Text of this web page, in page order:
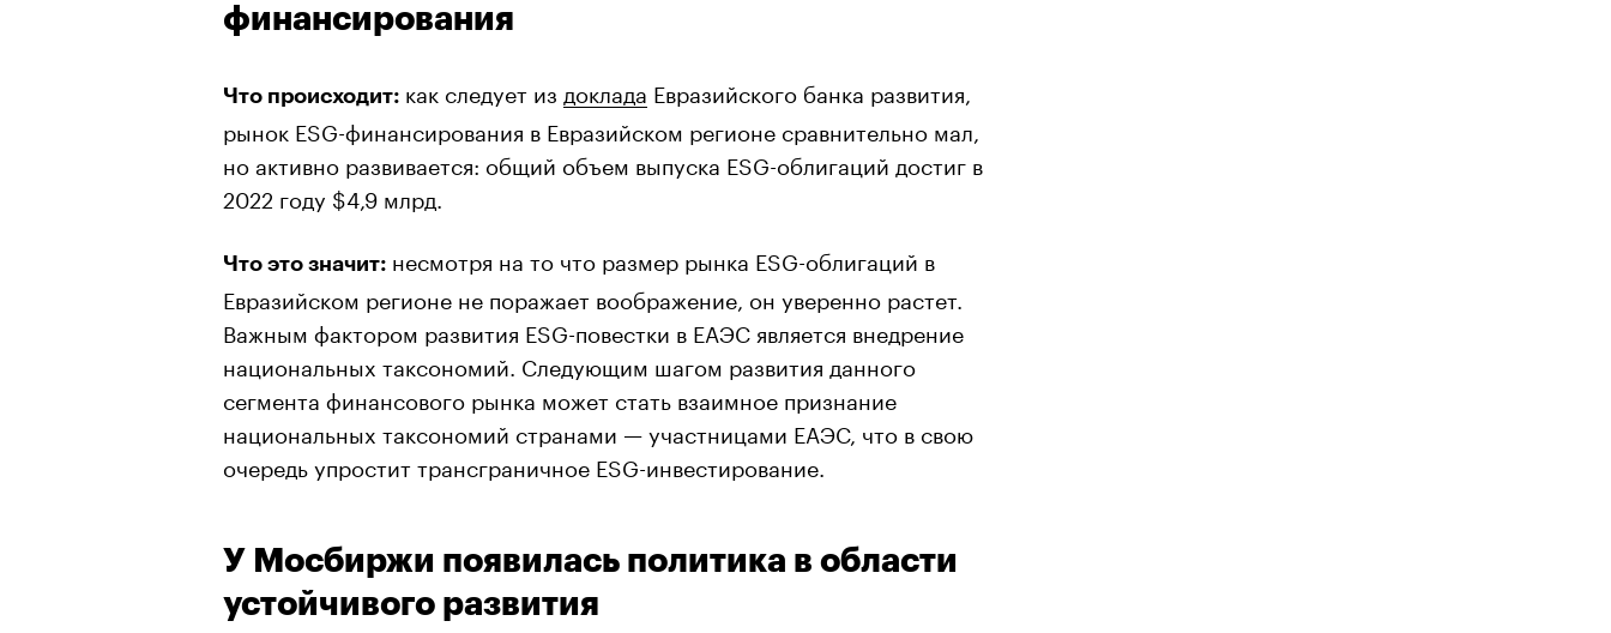
финансирования
Что происходит: как следует из доклада Евразийского банка развития,
рынок ESG-финансирования в Евразийском регионе сравнительно мал,
но активно развивается: общий объем выпуска ESG-облигаций достиг в
2022 году $4,9 млрд.
Что это значит: несмотря на то что размер рынка ESG-облигаций в
Евразийском регионе не поражает воображение, он уверенно растет.
Важным фактором развития ESG-повестки в ЕАЭС является внедрение
национальных таксономий. Следующим шагом развития данного
сегмента финансового рынка может стать взаимное признание
национальных таксономий странами — участницами ЕАЭС, что в свою
очередь упростит трансграничное ESG-инвестирование.
У Мосбиржи появилась политика в области
устойчивого развития